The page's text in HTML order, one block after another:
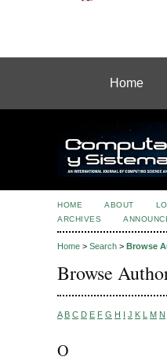
Home
HOME ABOUT
ARCHIVES
Home > Search > Browse
Browse
A B C D E F G H I J K L M N
O